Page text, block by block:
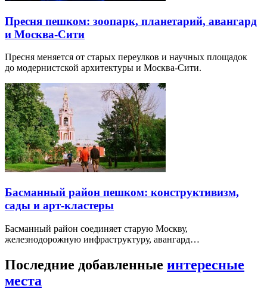
Пресня пешком: зоопарк, планетарий, авангард
и Москва-Сити
Пресня меняется от старых переулков и научных площадок
до модернистской архитектуры и Москва-Сити.
Басманный район пешком: конструктивизм,
сады и арт-кластеры
Басманный район соединяет старую Москву,
железнодорожную инфраструктуру, авангард…
Последние добавленные интересные
места